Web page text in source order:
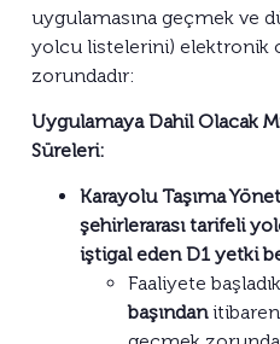
uygulamasına geçmek ve
yolcu listelerini) elektronik
zorundadır:
Uygulamaya Dahil Olacak
Süreleri:
Karayolu Taşıma
şehirlerarası tarifeli
iştigal eden D1 yetki
Faaliyete
başındanitibaren